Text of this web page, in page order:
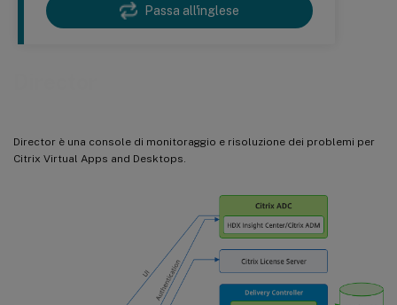
Passa all'inglese
Director è una console di monitoraggio e risoluzione dei problemi per
Citrix Virtual Apps and Desktops.